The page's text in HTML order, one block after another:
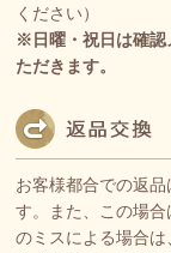
ください）
※日曜・祝日は確認
ただきます。
お客様都合での返
す。また、この場
のミスによる場合は